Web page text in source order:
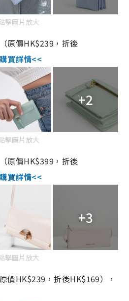
擊圖片放大
原價HK$239，折後
買詳情<<
+2
擊圖片放大
原價HK$399，折後
買詳情<<
+3
擊圖片放大
價HK$239，折後HK$169），